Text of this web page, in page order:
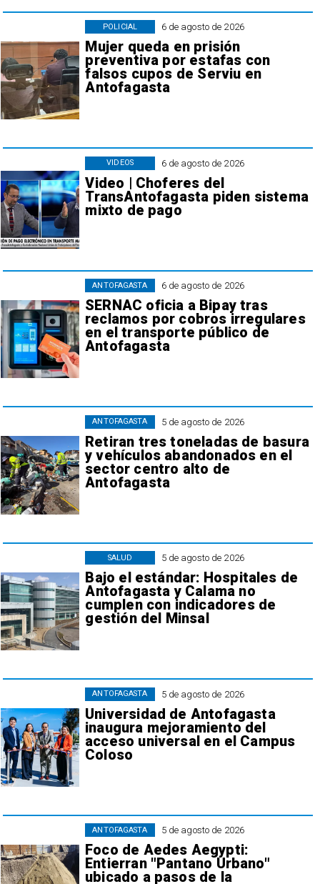
6 de agosto de 2026
Mujer queda en prisión
preventiva por estafas con
falsos cupos de Serviu en
Antofagasta
POLICIAL
6 de agosto de 2026
Video | Choferes del
TransAntofagasta piden sistema
mixto de pago
VIDEOS
6 de agosto de 2026
SERNAC oficia a Bipay tras
reclamos por cobros irregulares
en el transporte público de
Antofagasta
ANTOFAGASTA
5 de agosto de 2026
Retiran tres toneladas de basura
y vehículos abandonados en el
sector centro alto de
Antofagasta
ANTOFAGASTA
5 de agosto de 2026
Bajo el estándar: Hospitales de
Antofagasta y Calama no
cumplen con indicadores de
gestión del Minsal
SALUD
5 de agosto de 2026
Universidad de Antofagasta
inaugura mejoramiento del
acceso universal en el Campus
Coloso
ANTOFAGASTA
5 de agosto de 2026
Foco de Aedes Aegypti:
Entierran "Pantano Urbano"
ubicado a pasos de la
ANTOFAGASTA